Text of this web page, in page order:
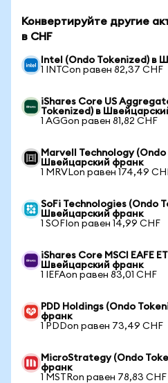
Конвертируйте другие
в CHF
Intel (Ondo Tokenized) в
1 INTCon равен 82,37 CHF
iShares Core US
Tokenized) в
1 AGGon равен 81,82 CHF
Marvell Technology (Ondo
Швейцарский франк
1 MRVLon равен 174,49
SoFi Technologies (Ondo
Швейцарский франк
1 SOFIon равен 14,99 CHF
iShares Core MSCI EAFE
Швейцарский франк
1 IEFAon равен 83,01 CHF
PDD Holdings (Ondo
франк
1 PDDon равен 73,49 CHF
MicroStrategy (Ondo
франк
1 MSTRon равен 78,83 CHF